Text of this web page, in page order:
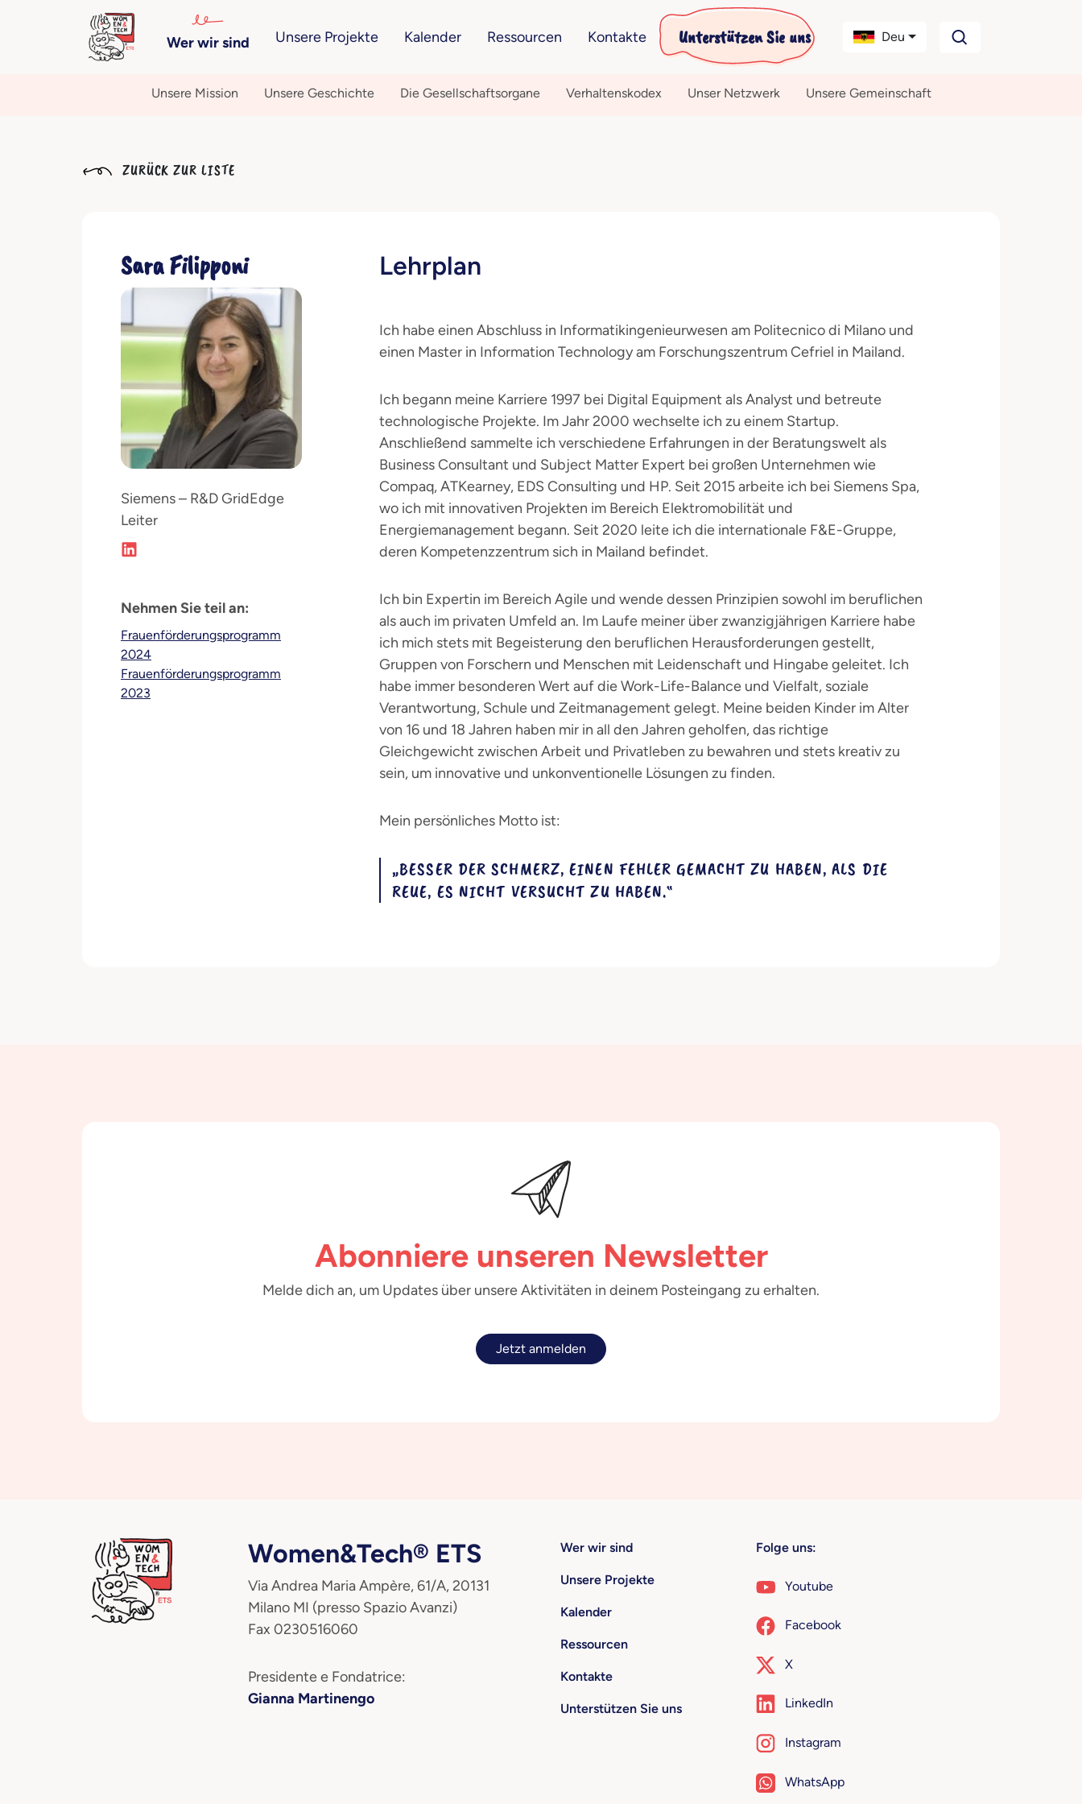
Wer wir sind Unsere Projekte Kalender Ressourcen Kontakte Unterstützen Sie uns Deu
Unsere Mission Unsere Geschichte Die Gesellschaftsorgane Verhaltenskodex Unser Netzwerk Unsere Gemeinschaft
ZURÜCK ZUR LISTE
Sara Filipponi
Siemens – R&D GridEdge
Leiter
Nehmen Sie teil an:
Frauenförderungsprogramm
2024
Frauenförderungsprogramm
2023
Lehrplan
Ich habe einen Abschluss in Informatikingenieurwesen am Politecnico di Milano und
einen Master in Information Technology am Forschungszentrum Cefriel in Mailand.
Ich begann meine Karriere 1997 bei Digital Equipment als Analyst und betreute
technologische Projekte. Im Jahr 2000 wechselte ich zu einem Startup.
Anschließend sammelte ich verschiedene Erfahrungen in der Beratungswelt als
Business Consultant und Subject Matter Expert bei großen Unternehmen wie
Compaq, ATKearney, EDS Consulting und HP. Seit 2015 arbeite ich bei Siemens Spa,
wo ich mit innovativen Projekten im Bereich Elektromobilität und
Energiemanagement begann. Seit 2020 leite ich die internationale F&E-Gruppe,
deren Kompetenzzentrum sich in Mailand befindet.
Ich bin Expertin im Bereich Agile und wende dessen Prinzipien sowohl im beruflichen
als auch im privaten Umfeld an. Im Laufe meiner über zwanzigjährigen Karriere habe
ich mich stets mit Begeisterung den beruflichen Herausforderungen gestellt,
Gruppen von Forschern und Menschen mit Leidenschaft und Hingabe geleitet. Ich
habe immer besonderen Wert auf die Work-Life-Balance und Vielfalt, soziale
Verantwortung, Schule und Zeitmanagement gelegt. Meine beiden Kinder im Alter
von 16 und 18 Jahren haben mir in all den Jahren geholfen, das richtige
Gleichgewicht zwischen Arbeit und Privatleben zu bewahren und stets kreativ zu
sein, um innovative und unkonventionelle Lösungen zu finden.
Mein persönliches Motto ist:
„BESSER DER SCHMERZ, EINEN FEHLER GEMACHT ZU HABEN, ALS DIE
REUE, ES NICHT VERSUCHT ZU HABEN.“
Abonniere unseren Newsletter
Melde dich an, um Updates über unsere Aktivitäten in deinem Posteingang zu erhalten.
Jetzt anmelden
Women&Tech® ETS
Via Andrea Maria Ampère, 61/A, 20131
Milano MI (presso Spazio Avanzi)
Fax 0230516060
Presidente e Fondatrice:
Gianna Martinengo
Wer wir sind
Unsere Projekte
Kalender
Ressourcen
Kontakte
Unterstützen Sie uns
Folge uns:
Youtube
Facebook
X
LinkedIn
Instagram
WhatsApp